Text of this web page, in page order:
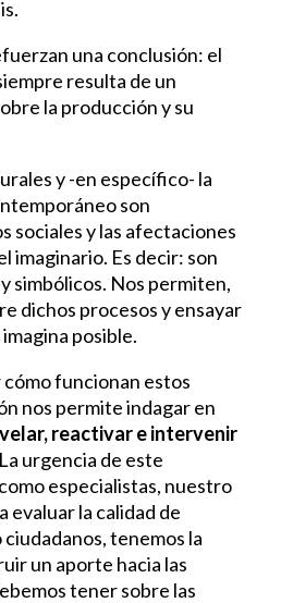
una conclusión: el
resulta de un
la producción y su
y -en específico- la
son
sociales y las afectaciones
imaginario. Es decir: son
simbólicos. Nos permiten,
dichos procesos y ensayar
posible.
funcionan estos
nos permite indagar en
reactivar e intervenir
urgencia de este
especialistas, nuestro
evaluar la calidad de
tenemos la
un aporte hacia las
tener sobre las